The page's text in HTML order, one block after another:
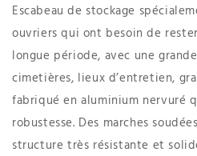
Escabeau de stockage
ouvriers qui ont besoin de
longue période, avec une
cimetières, lieux d’entretien,
fabriqué en aluminium nervuré
robustesse. Des marches
structure très résistante et